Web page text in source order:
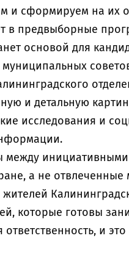
и сформируем на их
в предвыборные
основой для
и детальную
исследования и
между
а не
которые готовы
и